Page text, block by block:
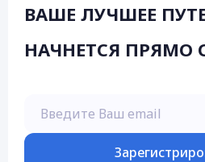
ВАШЕ ЛУЧШЕЕ
НАЧНЕТСЯ ПРЯМО